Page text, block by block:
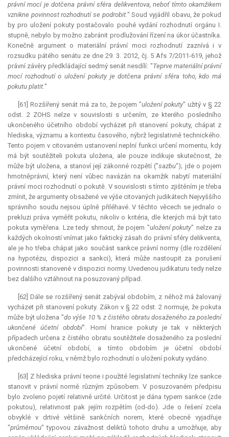
právní mocí je dotčena právní sféra delikventova, neboť tímto okamžikem
vznikne povinnost rozhodnutí se podrobit." Soud vyjádřil obavu, že pokud
by pro uložení pokuty postačovalo pouhé vydání rozhodnutí orgánu I.
stupně, nebylo by možno zabránit prodlužování řízení na úkor účastníka.
Konečně argument o materiální právní moci rozhodnutí zaznívá i v
rozsudku pátého senátu ze dne 29. 3. 2012, čj. 5 Afs 7/2011-619, jehož
právní závěry předkládající sedmý senát nesdílí: "Teprve materiální právní
mocí rozhodnutí o uložení pokuty je dotčena právní sféra toho, kdo má
pokutu platit."
[61] Rozšířený senát má za to, že pojem "uložení pokuty" užitý v § 22
odst. 2 ZOHS nelze v souvislosti s určením, ze kterého posledního
ukončeného účetního období vycházet při stanovení pokuty, chápat z
hlediska, významu a kontextu časového, nýbrž legislativně technického.
Tento pojem v citovaném ustanovení neplní funkci určení momentu, kdy
má být soutěžiteli pokuta uložena, ale pouze indikuje skutečnost, že
může být uložena, a stanoví její zákonné rozpětí ("sazbu"); jde o pojem
hmotněprávní, který není vůbec navázán na okamžik nabytí materiální
právní moci rozhodnutí o pokutě. V souvislosti s tímto zjištěním je třeba
zmínit, že argumenty obsažené ve výše citovaných judikátech Nejvyššího
správního soudu nejsou úplně přiléhavé. V těchto věcech se jednalo o
prekluzi práva vyměřit pokutu, nikoliv o kritéria, dle kterých má být tato
pokuta vyměřena. Lze tedy shrnout, že pojem "uložení pokuty" nelze za
každých okolností vnímat jako faktický zásah do právní sféry delikventa,
ale je ho třeba chápat jako součást sankce právní normy (dle rozdělení
na hypotézu, dispozici a sankci), která může nastoupit za porušení
povinnosti stanovené v dispozici normy. Uvedenou judikaturu tedy nelze
bez dalšího vztáhnout na posuzovaný případ.
[62] Dále se rozšířený senát zabýval obdobím, z něhož má žalovaný
vycházet při stanovení pokuty. Zákon v § 22 odst. 2 normuje, že pokuta
může být uložena "do výše 10 % z čistého obratu dosaženého za poslední
ukončené účetní období". Horní hranice pokuty je tak v některých
případech určena z čistého obratu soutěžitele dosaženého za poslední
ukončené účetní období, a tímto obdobím je účetní období
předcházející roku, v němž bylo rozhodnutí o uložení pokuty vydáno.
[63] Z hlediska právní teorie i použité legislativní techniky lze sankce
stanovit v právní normě různým způsobem. V posuzovaném předpisu
bylo zvoleno pojetí relativně určité. Určitost je dána typem sankce (zde
pokutou), relativnost pak jejím rozpětím (od-do). Jde o řešení zcela
obvyklé v drtivé většině sankčních norem, které obecně vyjadřuje
"průměrnou" typovou závažnost deliktů tohoto druhu a umožňuje, aby